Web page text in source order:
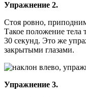
Упражнение 2.
Стоя ровно,
Такое положение тела
30 секунд. Это же
закрытыми глазами.
Упражнение 3.